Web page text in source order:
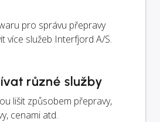
pro správu přepravy
více služeb Interfjord A/S.
různé služby
lišit způsobem přepravy,
cenami atd.